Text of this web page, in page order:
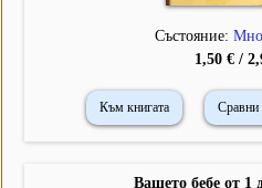
Състояние:
1,50 € /
Към книгата Сравни
Вашето бебе от 1